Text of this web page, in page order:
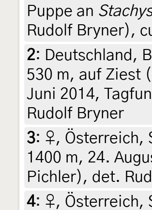
Puppe an
Rudolf Bryner),
2: Deutschland,
530 m, auf Ziest
Juni 2014,
Rudolf Bryner
3: ♀, Österreich,
1400 m, 24.
Pichler), det.
4: ♀, Österreich,